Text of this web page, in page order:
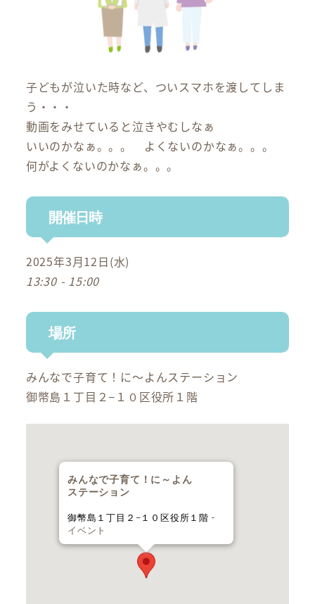
子どもが泣いた時など、ついスマホを渡してしま
う・・・
動画をみせていると泣きやむしなぁ
いいのかなぁ。。。 よくないのかなぁ。。。
何がよくないのかなぁ。。。
開催日時
2025年3月12日(水)
13:30 - 15:00
場所
みんなで子育て！に～よんステーション
御幣島１丁目２−１０区役所１階
みんなで子育て！に～よん
ステーション
御幣島１丁目２−１０区役所１階 -
イベント